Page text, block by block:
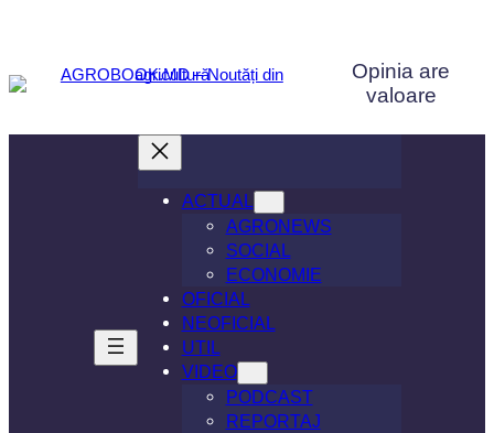
conținut
Opinia are
valoare
ACTUAL
AGRONEWS
SOCIAL
ECONOMIE
OFICIAL
NEOFICIAL
UTIL
VIDEO
PODCAST
REPORTAJ